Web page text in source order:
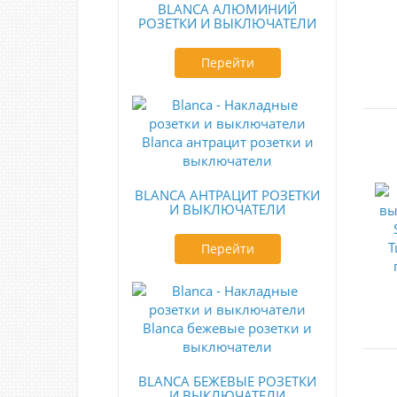
BLANCA АЛЮМИНИЙ
РОЗЕТКИ И ВЫКЛЮЧАТЕЛИ
Перейти
BLANCA АНТРАЦИТ РОЗЕТКИ
И ВЫКЛЮЧАТЕЛИ
Перейти
BLANCA БЕЖЕВЫЕ РОЗЕТКИ